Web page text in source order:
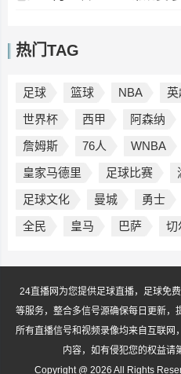
热门TAG
足球 篮球 NBA 英
世界杯
西甲 阿森纳
詹姆斯
76人 WNBA
皇家马德里
足球比赛
足球文化
曼城 勇士
全民
皇马 巴萨 切
24直播网为您提供足球直播，足球免
等服务，整合多信号源确保每日更新，
所有直播信号和视频录像均来自互联网
内容，如有侵犯您的权益请
Copyright @ 2026 All Rights